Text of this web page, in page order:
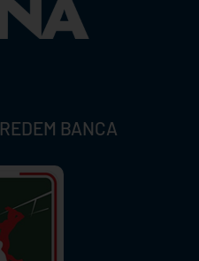
BANCA